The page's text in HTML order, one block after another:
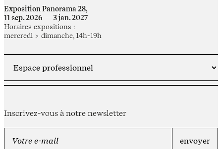
Exposition Panorama 28,
11 sep. 2026 — 3 jan. 2027
Horaires expositions :
mercredi > dimanche, 14h-19h
Inscrivez-vous à notre newsletter